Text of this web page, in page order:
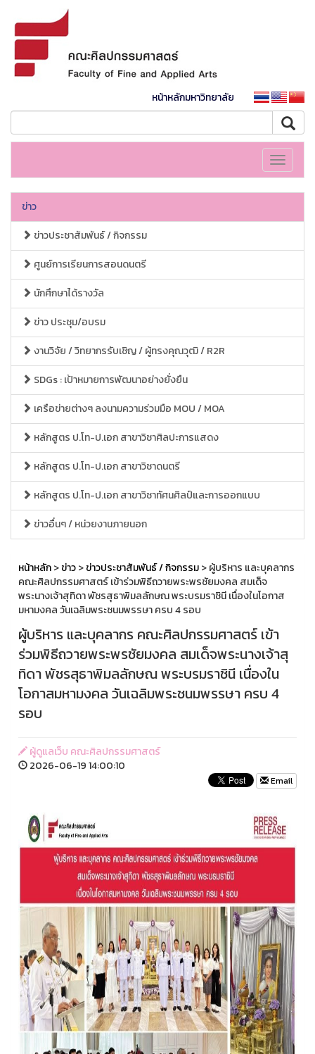
หน้าหลักมหาวิทยาลัย
Toggle
ข่าว
ข่าวประชาสัมพันธ์ / กิจกรรม
ศูนย์การเรียนการสอนดนตรี
นักศึกษาได้รางวัล
ข่าว ประชุม/อบรม
งานวิจัย / วิทยากรรับเชิญ / ผู้ทรงคุณวุฒิ / R2R
SDGs : เป้าหมายการพัฒนาอย่างยั่งยืน
เครือข่ายต่างๆ ลงนามความร่วมมือ MOU / MOA
หลักสูตร ป.โท-ป.เอก สาขาวิชาศิลปะการแสดง
หลักสูตร ป.โท-ป.เอก สาขาวิชาดนตรี
หลักสูตร ป.โท-ป.เอก สาขาวิชาทัศนศิลป์และการออกแบบ
ข่าวอื่นๆ / หน่วยงานภายนอก
หน้าหลัก>ข่าว>ข่าวประชาสัมพันธ์ / กิจกรรม> ผู้บริหาร และบุคลากร
คณะศิลปกรรมศาสตร์ เข้าร่วมพิธีถวายพระพรชัยมงคล สมเด็จ
พระนางเจ้าสุทิดา พัชรสุธาพิมลลักษณ พระบรมราชินี เนื่องในโอกาส
มหามงคล วันเฉลิมพระชนมพรรษา ครบ 4 รอบ
ผู้บริหาร และบุคลากร คณะศิลปกรรมศาสตร์ เข้า
ร่วมพิธีถวายพระพรชัยมงคล สมเด็จพระนางเจ้าสุ
ทิดา พัชรสุธาพิมลลักษณ พระบรมราชินี เนื่องใน
โอกาสมหามงคล วันเฉลิมพระชนมพรรษา ครบ 4
รอบ
ผู้ดูแลเว็บ คณะศิลปกรรมศาสตร์
2026-06-19 14:00:10
Email